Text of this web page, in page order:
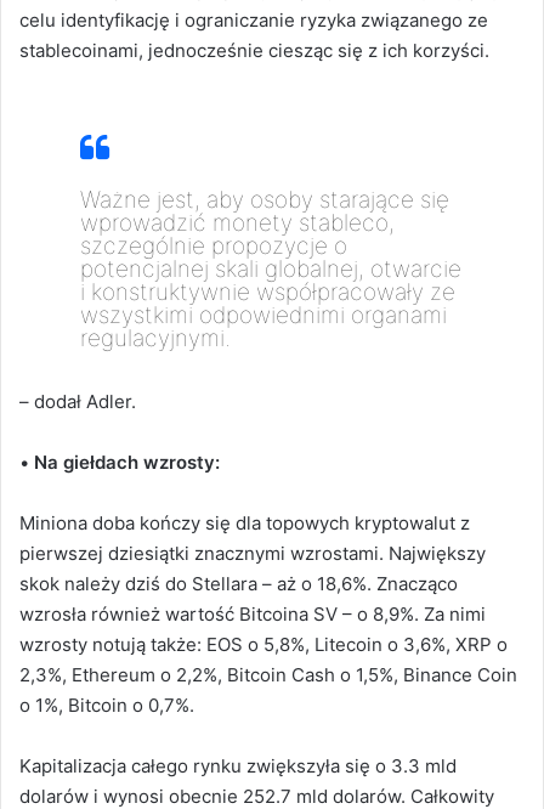
celu identyfikację i ograniczanie ryzyka związanego ze
stablecoinami, jednocześnie ciesząc się z ich korzyści.
Ważne jest, aby osoby starające się
wprowadzić monety stableco,
szczególnie propozycje o
potencjalnej skali globalnej, otwarcie
i konstruktywnie współpracowały ze
wszystkimi odpowiednimi organami
regulacyjnymi.
– dodał Adler.
• Na giełdach wzrosty:
Miniona doba kończy się dla topowych kryptowalut z
pierwszej dziesiątki znacznymi wzrostami. Największy
skok należy dziś do Stellara – aż o 18,6%. Znacząco
wzrosła również wartość Bitcoina SV – o 8,9%. Za nimi
wzrosty notują także: EOS o 5,8%, Litecoin o 3,6%, XRP o
2,3%, Ethereum o 2,2%, Bitcoin Cash o 1,5%, Binance Coin
o 1%, Bitcoin o 0,7%.
Kapitalizacja całego rynku zwiększyła się o 3.3 mld
dolarów i wynosi obecnie 252.7 mld dolarów. Całkowity